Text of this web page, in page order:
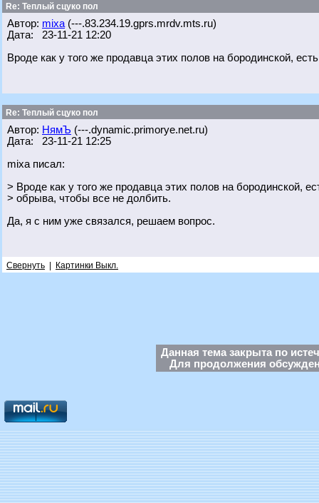
Re: Теплый сцуко пол
Автор: mixa (---.83.234.19.gprs.mrdv.mts.ru)
Дата: 23-11-21 12:20
Вроде как у того же продавца этих полов на бородинской,
Re: Теплый сцуко пол
Автор: НямЪ (---.dynamic.primorye.net.ru)
Дата: 23-11-21 12:25
mixa писал:
> Вроде как у того же продавца этих полов на бородинской,
> обрыва, чтобы все не долбить.
Да, я с ним уже связался, решаем вопрос.
Свернуть Картинки Выкл.
Данная тема закрыта по
Для продолжения